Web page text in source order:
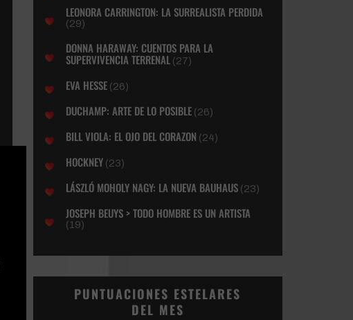
LEONORA CARRINGTON: LA SURREALISTA PERDIDA
(29)
DONNA HARAWAY: CUENTOS PARA LA
SUPERVIVENCIA TERRENAL (27)
EVA HESSE (26)
DUCHAMP: ARTE DE LO POSIBLE (26)
BILL VIOLA: EL OJO DEL CORAZON (24)
HOCKNEY (23)
LÁSZLÓ MOHOLY NAGY: LA NUEVA BAUHAUS (23)
JOSEPH BEUYS > TODO HOMBRE ES UN ARTISTA
(19)
PUNTUACIONES ESTELARES
DEL MES